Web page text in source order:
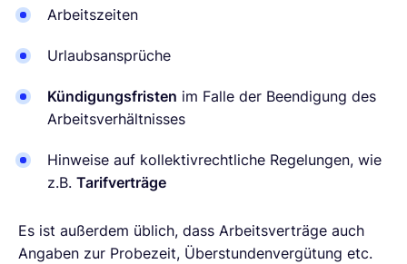
Arbeitszeiten
Urlaubsansprüche
Kündigungsfristen im Falle der Beendigung des
Arbeitsverhältnisses
Hinweise auf kollektivrechtliche Regelungen, wie
z.B. Tarifverträge
Es ist außerdem üblich, dass Arbeitsverträge auch
Angaben zur Probezeit, Überstundenvergütung etc.